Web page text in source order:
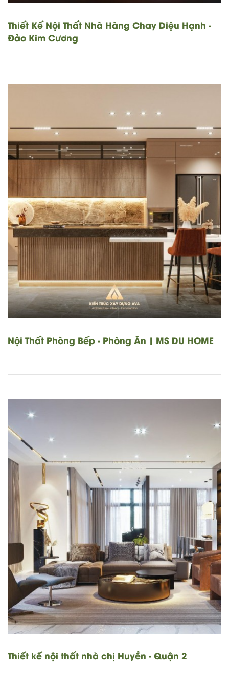
Thiết Kế Nội Thất Nhà Hàng Chay Diệu Hạnh -
Đảo Kim Cương
Nội Thất Phòng Bếp - Phòng Ăn | MS DU HOME
Thiết kế nội thất nhà chị Huyền - Quận 2